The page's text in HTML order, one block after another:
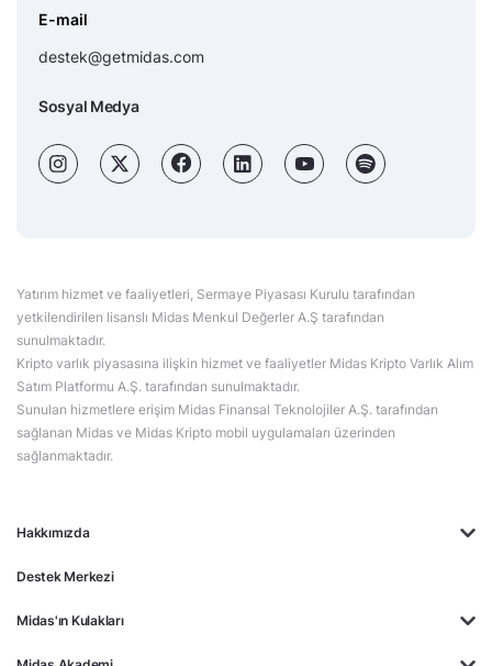
Hakkımızda
Destek Merkezi
Midas'ın Kulakları
E-mail
destek@getmidas.com
Sosyal Medya
Yatırım hizmet ve faaliyetleri, Sermaye Piyasası Kurulu tarafından
yetkilendirilen lisanslı Midas Menkul Değerler A.Ş tarafından
sunulmaktadır.
Kripto varlık piyasasına ilişkin hizmet ve faaliyetler Midas Kripto Varlık Alım
Satım Platformu A.Ş. tarafından sunulmaktadır.
Sunulan hizmetlere erişim Midas Finansal Teknolojiler A.Ş. tarafından
sağlanan Midas ve Midas Kripto mobil uygulamaları üzerinden
sağlanmaktadır.